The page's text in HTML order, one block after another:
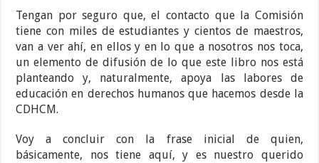
Tengan por seguro que, el contacto que la Comisión
tiene con miles de estudiantes y cientos de maestros,
van a ver ahí, en ellos y en lo que a nosotros nos toca,
un elemento de difusión de lo que este libro nos está
planteando y, naturalmente, apoya las labores de
educación en derechos humanos que hacemos desde la
CDHCM.
Voy a concluir con la frase inicial de quien,
básicamente, nos tiene aquí, y es nuestro querido